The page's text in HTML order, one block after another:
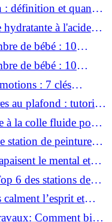
: définition et quand
à l'acide
de bébé : 10
de bébé : 10
: 7 clés
au plafond : tutoriel
à la colle fluide pour
station de peinture
le mental et
6 des stations de
l’esprit et
Comment bien